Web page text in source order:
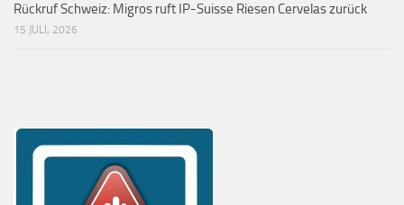
Rückruf Schweiz: Migros ruft IP-Suisse Riesen Cervelas zurück
15 JULI, 2026